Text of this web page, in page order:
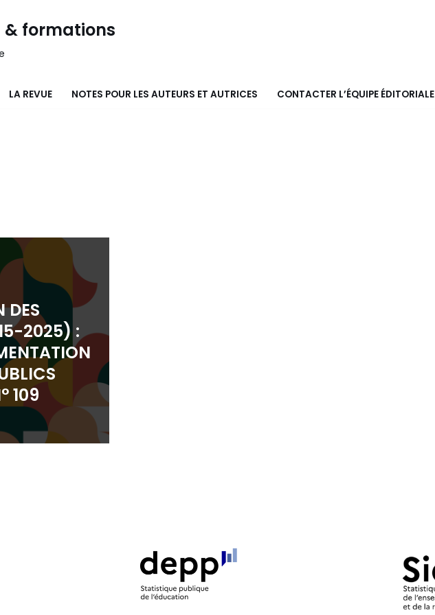
& formations
LA REVUE NOTES POUR LES AUTEURS ET AUTRICES CONTACTER L’ÉQUIPE ÉDITORIALE
DES
2025) :
109